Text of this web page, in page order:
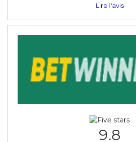
Lire l'avis
9.8